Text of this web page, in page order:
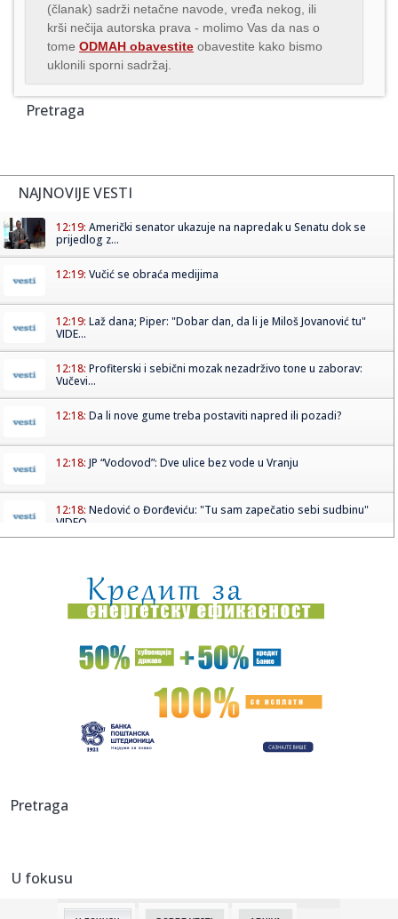
(članak) sadrži netačne navode, vređa nekog, ili
krši nečija autorska prava - molimo Vas da nas o
tome ODMAH obavestite obavestite kako bismo
uklonili sporni sadržaj.
Pretraga
NAJNOVIJE VESTI
12:19: Američki senator ukazuje na napredak u Senatu dok se
prijedlog z...
12:19: Vučić se obraća medijima
12:19: Laž dana; Piper: "Dobar dan, da li je Miloš Jovanović tu"
VIDE...
12:18: Profiterski i sebični mozak nezadrživo tone u zaborav:
Vučevi...
12:18: Da li nove gume treba postaviti napred ili pozadi?
12:18: JP “Vodovod”: Dve ulice bez vode u Vranju
12:18: Nedović o Đorđeviću: "Tu sam zapečatio sebi sudbinu"
VIDEO
12:18:Obustavljena plovidba na kanalima u Bačkoj
12:18:Ukrajina napala jednu od najvećih ruskih rafinerija
Evo kako će izgledati austrijski paviljon na EXPO 2027 FOTO
12:18:Skandalozna izjava hrvatskog ministra: "Ako bude potrebe,
12:09:
Pretraga
U fokusu